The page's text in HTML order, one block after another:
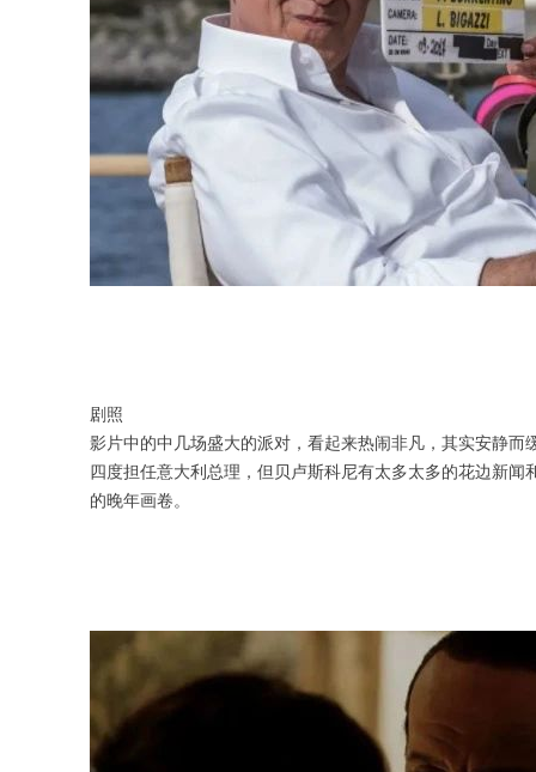
剧照
影片中的中几场盛大的派对，看起来热闹非凡，其实安静
四度担任意大利总理，但贝卢斯科尼有太多太多的花边新
的晚年画卷。